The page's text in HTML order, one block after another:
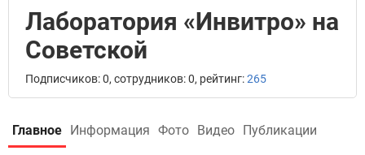
Лаборатория «Инвитро» на
Советской
Подписчиков: 0, сотрудников: 0, рейтинг:265
Главное Информация Фото Видео Публикации